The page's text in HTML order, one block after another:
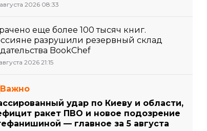
2026 08:33
еще более 100 тысяч книг.
разрушили резервный склад
BookChef
2026 21:15
Важно
удар по Киеву и области,
ракет ПВО и новое подозрение
— главное за 5 августа